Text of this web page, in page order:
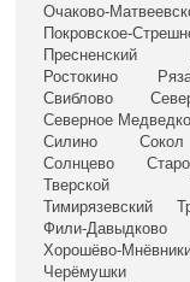
Очаково-
Покровское-
Пресненский
Ростокино
Свиблово
Северное
Силино
Сокол
Солнцево
Тверской
Тимирязевский
Фили-Давыдково
Хорошёво-
Черёмушки